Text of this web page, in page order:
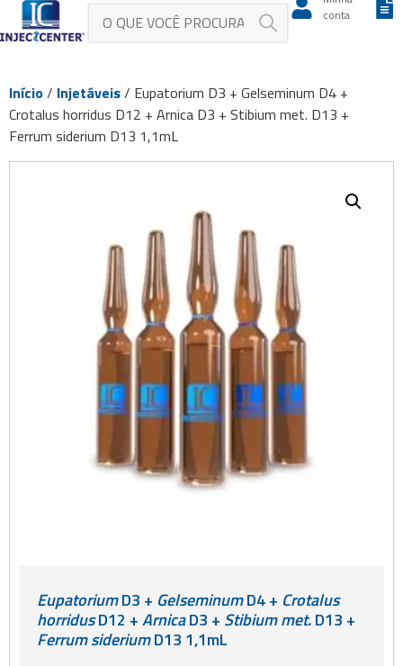
conta
Início/ Injetáveis/ Eupatorium D3 + Gelseminum D4 +
Crotalus horridus D12 + Arnica D3 + Stibium met. D13 +
Ferrum siderium D13 1,1mL
EupatoriumD3 + GelseminumD4 + Crotalus
horridusD12 +ArnicaD3 + Stibium met.D13 +
Ferrum sideriumD13 1,1mL